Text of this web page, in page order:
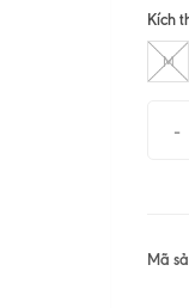
Kích
M
Mã